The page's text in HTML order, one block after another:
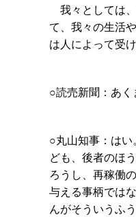
我々としては
て、我々の生活
は人によって受
○読売新聞：あ
○丸山知事：は
ども、後者のほ
ろうし、再稼働
与える事柄では
んがそういうふ